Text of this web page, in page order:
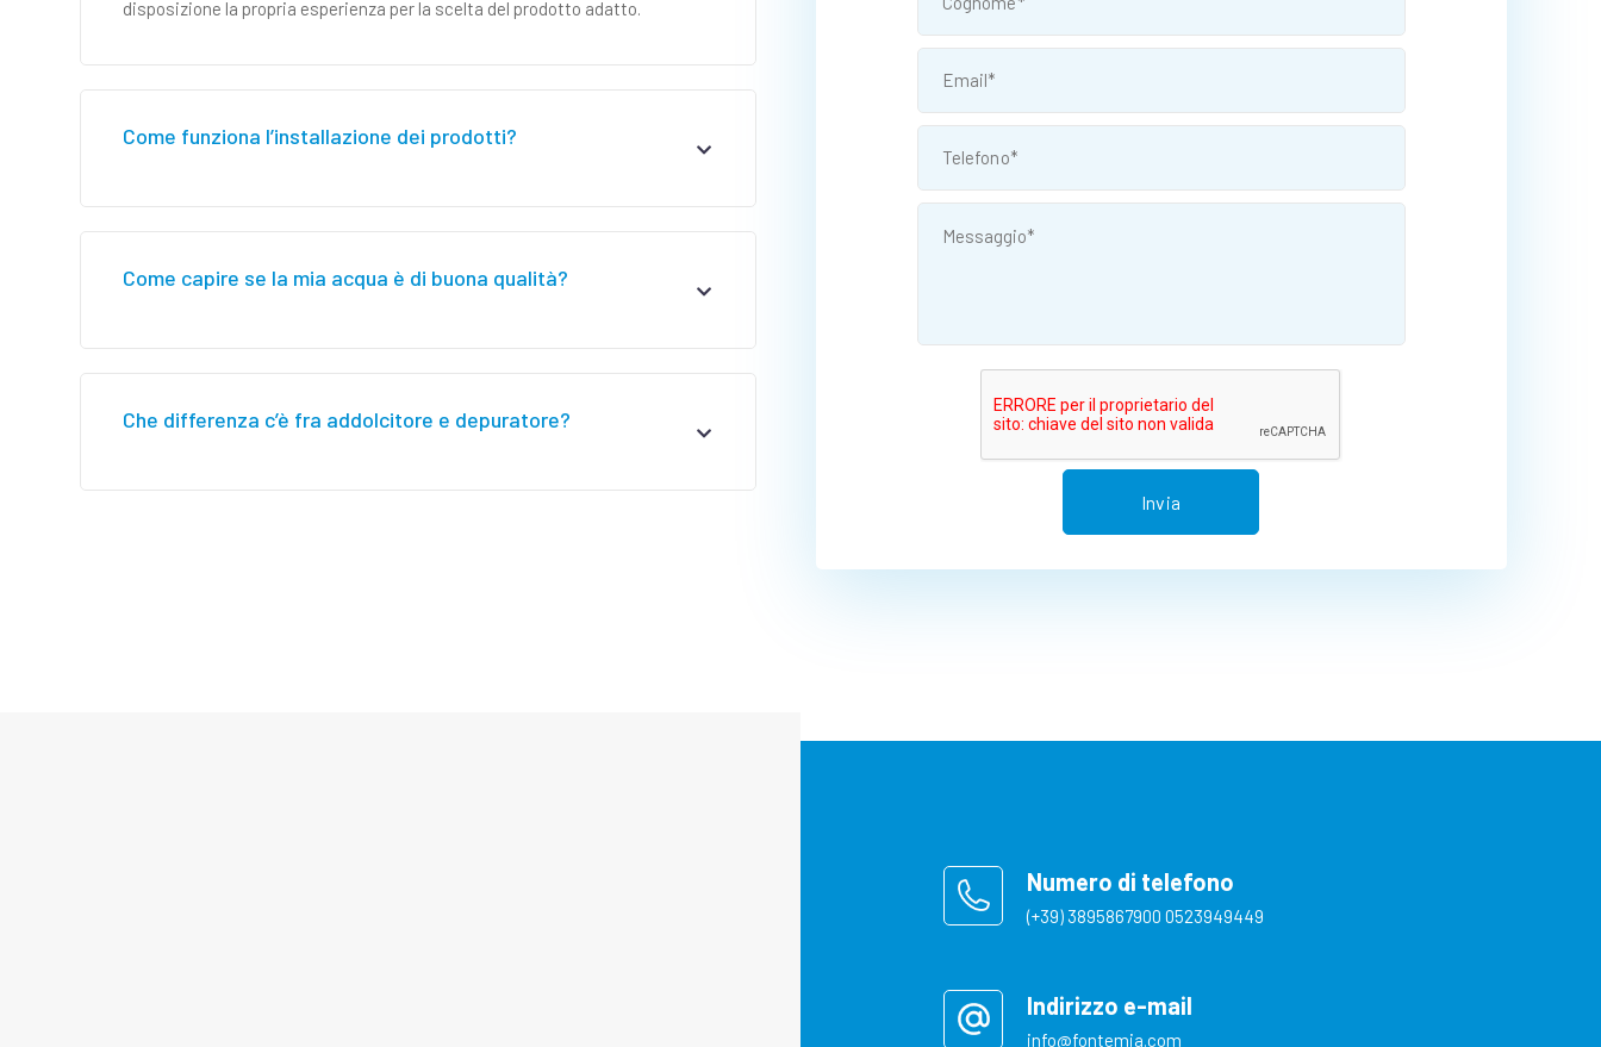
disposizione la propria esperienza per la scelta del prodotto adatto.
Come funziona l’installazione dei prodotti?
Come capire se la mia acqua è di buona qualità?
Che differenza c’è fra addolcitore e depuratore?
Numero di telefono
(+39) 3895867900 0523949449
Indirizzo e-mail
info@fontemia.com